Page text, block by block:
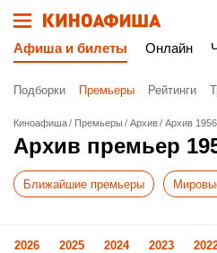
Афиша и билеты Онлайн
Подборки Премьеры Рейтинги
Киноафиша Премьеры Архив Архив 1956
Архив премьер
Ближайшие премьеры
2026 2025 2024 2023